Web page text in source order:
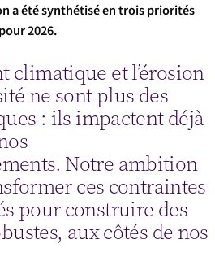
a été synthétisé en trois priorités
2026.
climatique et l’érosion
ne sont plus des
: ils impactent déjà
Notre ambition
ces contraintes
pour construire des
aux côtés de nos